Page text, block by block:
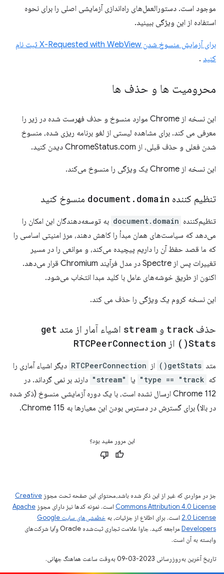
موجود است. دستورالعمل‌های راه‌اندازی آزمایشی اصلی را برای نحوه
استفاده از این ویژگی ببینید.
برای آزمایش منسوخ شدن X-Requested with WebView ثبت نام
کنید .
محرومیت ها و حذف ها
این نسخه از Chrome موارد منسوخ و حذف فهرست شده در زیر را
معرفی می کند. برای مشاهده لیستی از لغو برنامه ریزی شده، منسوخ
شدن فعلی و حذف قبلی، از ChromeStatus.com دیدن کنید.
این نسخه از Chrome یک ویژگی را منسوخ می‌کند.
تنظیم کننده document . domain منسوخ کنید
تنظیم‌کننده document.domain به توسعه‌دهندگان این امکان را
می‌دهد که سیاست‌های همان مبدأ را کاهش دهند، مرز امنیتی اساسی را
که ما قصد حفظ آن را داریم پیچیده می‌کند، و موانعی را در مسیر
تغییرات پس از Spectre در مدل فرآیند Chromium قرار می‌دهد.
اکنون از طریق خوشه‌های عامل با کلید مبدا انتخاب می‌شود.
این نسخه کروم یک ویژگی را حذف می کند.
حذف track و stream اشیاء آمار از متد get
Stats(
) از RTCPeerConnection
متد getStats() از RTCPeerConnection دیگر اشیاء آماری را
که type == "track" یا "stream"
دارند بر نمی گرداند. در
Chrome 112 ارسال نشده است، با یک دوره آزمایشی منسوخ (ذکر شده
در بالا) برای گسترش در دسترس بودن این معیارها به Chrome 115.
این مرور مفید بود؟
جز در مواردی که غیر از این ذکر شده باشد،‌محتوای این صفحه تحت مجوز Creative
Commons Attribution 4.0 License است. نمونه کدها نیز دارای مجوز Apache
2.0 License است. برای اطلاع از جزئیات، به
خطمشی‌های سایت Google
Developers‏
مراجعه کنید. جاوا علامت تجاری ثبت‌شده Oracle و/یا شرکت‌های
وابسته به آن است.
تاریخ آخرین به‌روزرسانی 2023-03-09 به‌وقت ساعت هماهنگ جهانی.